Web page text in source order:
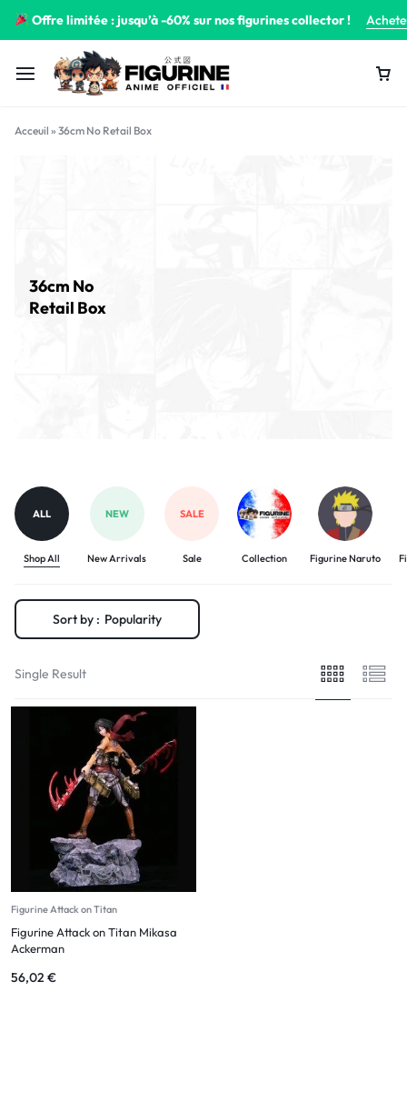
Offre limitée : jusqu’à -60% sur nos figurines collector !
Acceuil » 36cm No Retail Box
36cm No
Retail Box
ALL
Shop All
NEW
New Arrivals
SALE
Sale Collection Figurine Naruto
Sort by : Popularity
Single Result
Figurine Attack on Titan
Figurine Attack on Titan Mikasa
Ackerman
56,02 €